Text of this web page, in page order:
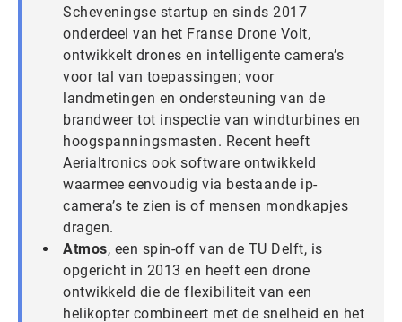
Scheveningse startup en sinds 2017
onderdeel van het Franse Drone Volt,
ontwikkelt drones en intelligente camera’s
voor tal van toepassingen; voor
landmetingen en ondersteuning van de
brandweer tot inspectie van windturbines en
hoogspanningsmasten. Recent heeft
Aerialtronics ook software ontwikkeld
waarmee eenvoudig via bestaande ip-
camera’s te zien is of mensen mondkapjes
dragen.
Atmos, een spin-off van de TU Delft, is
opgericht in 2013 en heeft een drone
ontwikkeld die de flexibiliteit van een
helikopter combineert met de snelheid en het